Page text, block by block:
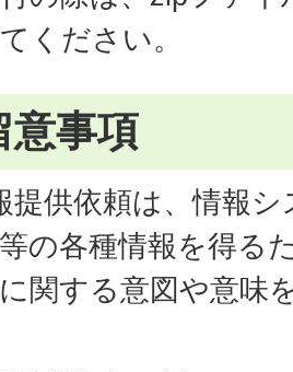
ください。
意事項
提供依頼は、情報
の各種情報を得る
関する意図や意味